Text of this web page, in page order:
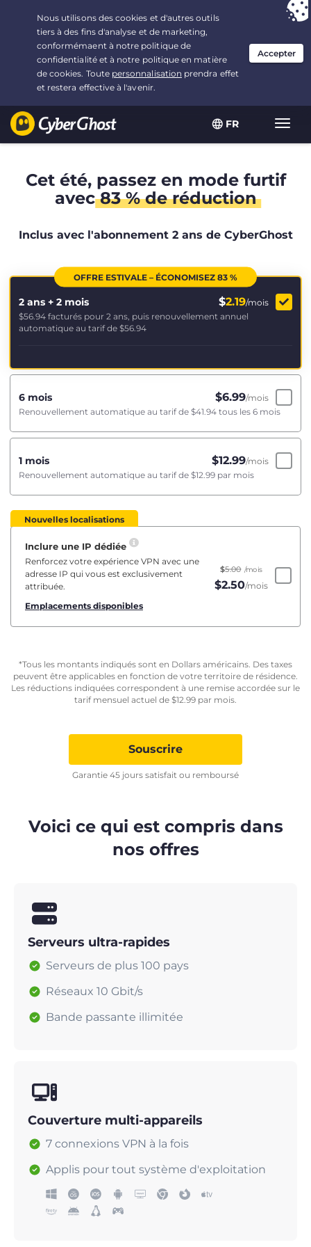
FR
Vous avez opté pour :L'offre la plus avantageuse
2.1666666666667 ans à $2.19/mois
Cet été, passez en mode furtif
avec83 % de réduction
Inclus avec l'abonnement 2 ans de CyberGhost
OFFRE ESTIVALE – ÉCONOMISEZ 83 %
2 ans + 2 mois $2.19/mois
$56.94 facturés pour 2 ans, puis renouvellement annuel
automatique au tarif de $56.94
6 mois $6.99/mois
Renouvellement automatique au tarif de $41.94 tous les 6 mois
1 mois $12.99/mois
Renouvellement automatique au tarif de $12.99 par mois
Nouvelles localisations
Inclure une IP dédiée
Renforcez votre expérience VPN avec une
adresse IP qui vous est exclusivement
attribuée.
Emplacements disponibles
$5.00 /mois
$2.50/mois
*Tous les montants indiqués sont en Dollars américains. Des taxes
peuvent être applicables en fonction de votre territoire de résidence.
Les réductions indiquées correspondent à une remise accordée sur le
tarif mensuel actuel de $12.99 par mois.
Souscrire
Garantie 45 jours satisfait ou remboursé
Voici ce qui est compris dans
nos offres
Serveurs ultra-rapides
Serveurs de plus 100 pays
Réseaux 10 Gbit/s
Bande passante illimitée
Couverture multi-appareils
7 connexions VPN à la fois
Applis pour tout système d'exploitation